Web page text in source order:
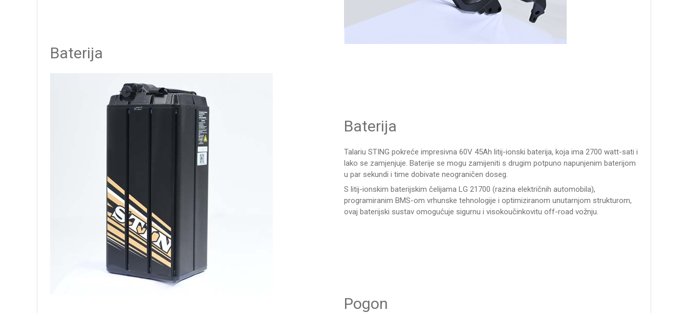
Baterija
Baterija
Talariu STING pokreće impresivna 60V 45Ah litij-ionski baterija, koja ima 2700 watt-sati i
lako se zamjenjuje. Baterije se mogu zamijeniti s drugim potpuno napunjenim baterijom
u par sekundi i time dobivate neograničen doseg.
S litij-ionskim baterijskim čelijama LG 21700 (razina električnih automobila),
programiranim BMS-om vrhunske tehnologije i optimiziranom unutarnjom strukturom,
ovaj baterijski sustav omogućuje sigurnu i visokoučinkovitu off-road vožnju.
Pogon